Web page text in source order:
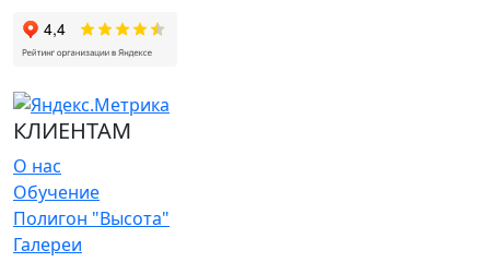
КЛИЕНТАМ
О нас
Обучение
Полигон "Высота"
Галереи